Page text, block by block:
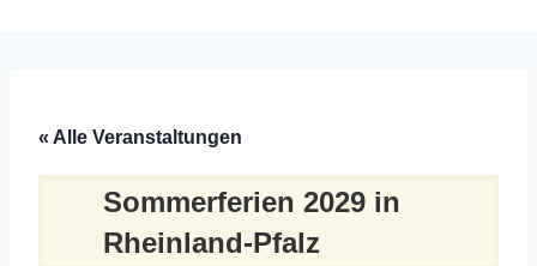
« Alle Veranstaltungen
Sommerferien 2029 in
Rheinland-Pfalz